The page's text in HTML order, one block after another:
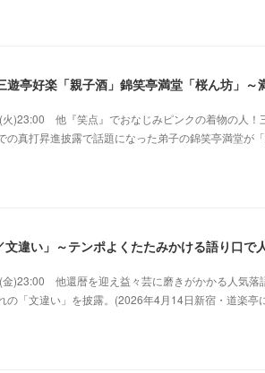
遊亭好楽「親子酒」錦笑亭満堂「桜ん坊」～
)23:00 他『笑点』でおなじみピンクの着物の人！
の真打昇進披露で話題になった弟子の錦笑亭満堂が
違い」～テンポよくたたみかける語り口で
)23:00 他還暦を迎え益々芸に磨きがかかる人気落
の「文違い」を披露。(2026年4月14日新宿・道楽